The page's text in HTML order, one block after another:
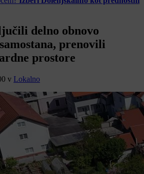
delno obnovo
prenovili
prostore
v Lokalno